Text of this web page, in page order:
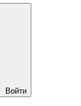
Войти